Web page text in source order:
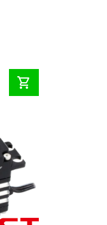
shopping_cart